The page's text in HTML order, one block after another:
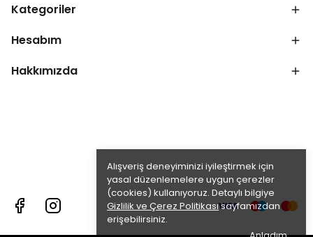
Alışveriş deneyiminizi iyileştirmek için
yasal düzenlemelere uygun çerezler
(cookies) kullanıyoruz. Detaylı bilgiye
Gizlilik ve Çerez Politikasısayfamızdan
erişebilirsiniz.
Kategoriler
Hesabım
Hakkımızda